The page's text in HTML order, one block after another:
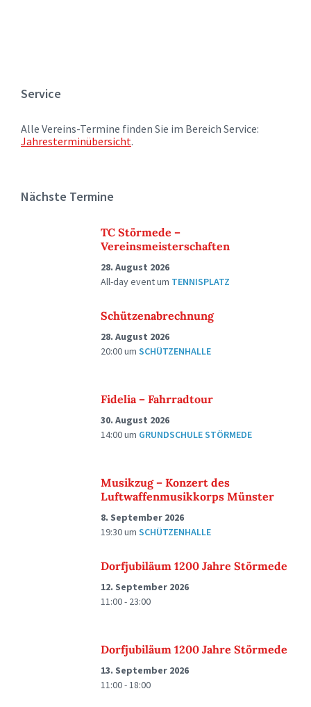
Service
Alle Vereins-Termine finden Sie im Bereich Service:
Jahresterminübersicht.
Nächste Termine
TC Störmede –
Vereinsmeisterschaften
28. August 2026
All-day eventum TENNISPLATZ
Schützenabrechnung
28. August 2026
20:00um SCHÜTZENHALLE
Fidelia – Fahrradtour
30. August 2026
14:00um GRUNDSCHULE STÖRMEDE
Musikzug – Konzert des
Luftwaffenmusikkorps Münster
8. September 2026
19:30um SCHÜTZENHALLE
Dorfjubiläum 1200 Jahre Störmede
12. September 2026
11:00 - 23:00
Dorfjubiläum 1200 Jahre Störmede
13. September 2026
11:00 - 18:00